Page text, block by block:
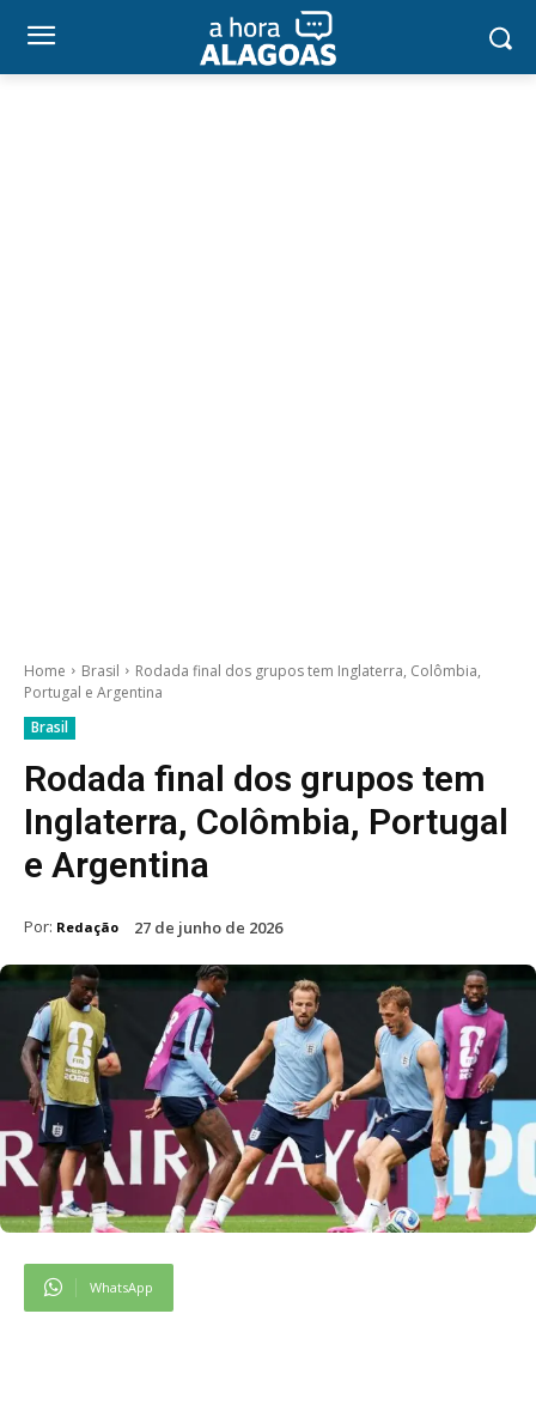
Home Brasil
Rodada final dos grupos tem Inglaterra, Colômbia,
Portugal e Argentina
Brasil
Rodada final dos grupos tem
Inglaterra, Colômbia, Portugal
e Argentina
Por: Redação 27 de junho de 2026
WhatsApp